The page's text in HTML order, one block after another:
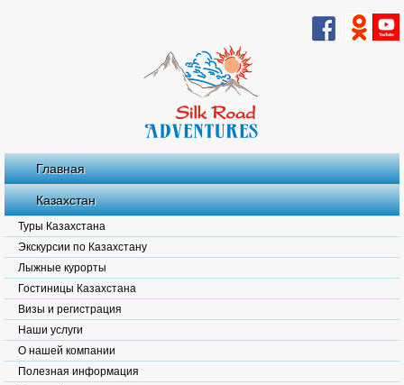
Главная
Казахстан
Туры Казахстана
Экскурсии по Казахстану
Лыжные курорты
Гостиницы Казахстана
Визы и регистрация
Наши услуги
О нашей компании
Полезная информация